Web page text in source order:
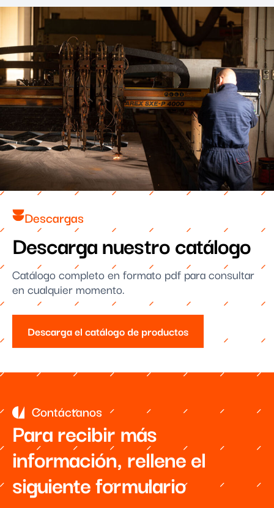
Descargas
Descarga nuestro catálogo
Catálogo completo en formato pdf para consultar
en cualquier momento.
Descarga el catálogo de productos
Contáctanos
Para recibir más
información, rellene el
siguiente formulario